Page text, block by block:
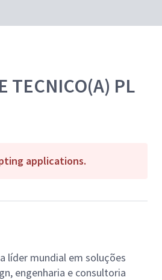
TECNICO(A) PL
applications.
líder mundial em soluções
engenharia e consultoria